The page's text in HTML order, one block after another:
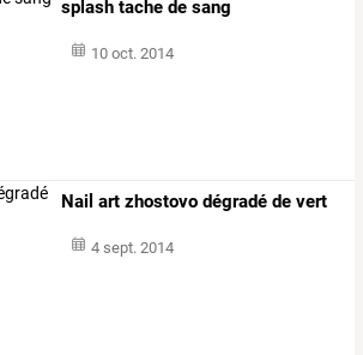
splash tache de sang
10 oct. 2014
Nail art zhostovo dégradé de vert
4 sept. 2014